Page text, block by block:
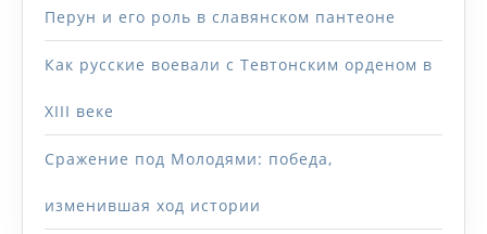
Перун и его роль в славянском пантеоне
Как русские воевали с Тевтонским орденом в
XIII веке
Сражение под Молодями: победа,
изменившая ход истории